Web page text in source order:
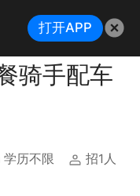
骑手配车
学历不限 招1人
打开APP